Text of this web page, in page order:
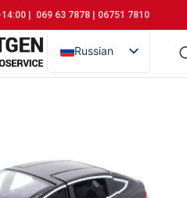
| 069 63 7878 | 06751 7810
Russian
Romanian